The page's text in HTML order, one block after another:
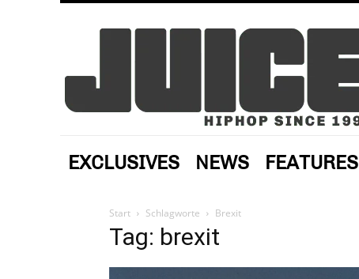
EXCLUSIVES NEWS FEATURES
Start Schlagworte Brexit
Tag: brexit